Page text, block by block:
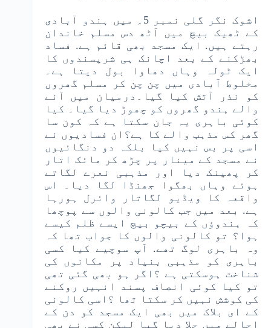
اشوک نگر گلی نمبر 5؍ میں ہندو آبادی
کے ٹھیک بیچ میں آٹھ دس مسلم خاندان
رہتے ہیں. ایک مسجد بھی قائم ہے. فساد
بھڑکنے کے بعد اچانک ہی شرپسندوں کا
ایک ٹولہ وہاں دھاوا بول دیتا ہے۔
مخلوط آبادی میں چن چن کر مسلم گھروں
کو نذر آتش کیا گیا۔درمیان میں آنے
والے ہندو گھروں کو چھوڑ دیا گیا۔ کیا
کوئی باہری یہ جان سکتا ہے کہ کون سا
گھر کس مذہب والے کا ہے؟ان فسادیوں نے
اسی پر بس نہیں کیا بلکہ دو دنگائیوں
نے مسجد کے مینار پر چڑھ کر مائک اتار
کر پھینک دیا اور مذہبی نعرے لگاتے
ہوئے وہاں بھگوا جھنڈا لگا دیا۔ اس
واقعہ کا ویڈیو لگاتار وائرل ہورہا
ہے. بعد میں جب کالونی والوں سے پوچھا
کہ ہندوؤں کے بیچو بیچ ایسے ظلم کیسے
ہوا؟ تو کالونی والوں کا جواب تھا کہ
وہ باہری لوگ تھے. آپ سوچیے کیا کسی
باہری کو مذہبی بنیاد پر مکانوں کی
شناخت ہوسکتی ہے ؟اگر ہو بھی گئی تھی
تو کیا کوئی انصاف پسند انہیں روکنے
کی کوشش نہیں کر سکتا تھا ؟اسی کالونی
کے ای بلاک میں بھی ایک مسجد کو دن کے
اجالے میں جلا دیا گیا لیکن کسی نے بھی